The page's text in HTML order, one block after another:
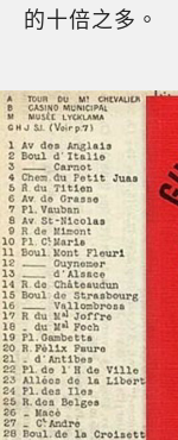
的十倍之多。